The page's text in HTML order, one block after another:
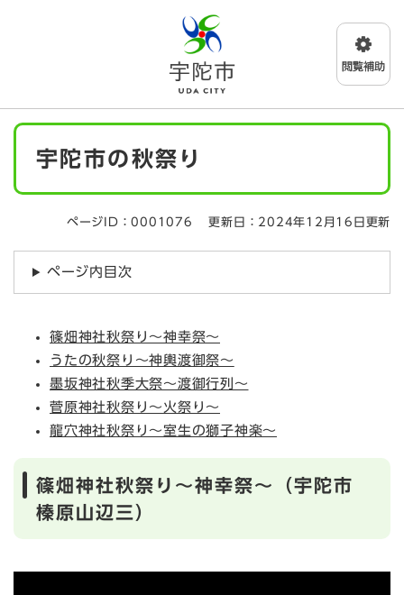
メニューを飛ばして本文へ
本
宇陀市の秋祭り
ページID：0001076 更新日：2024年12月16日更新
ページ内目次
篠畑神社秋祭り～神幸祭～
うたの秋祭り～神輿渡御祭～
墨坂神社秋季大祭～渡御行列～
菅原神社秋祭り～火祭り～
龍穴神社秋祭り～室生の獅子神楽～
篠畑神社秋祭り～神幸祭～（宇陀市
榛原山辺三）